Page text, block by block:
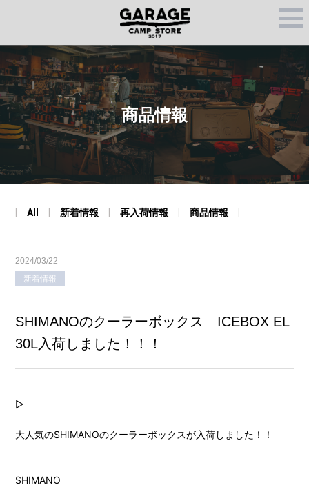
M
U
商品情報
All 新着情報 再入荷情報 商品情報
2024/03/22
新着情報
SHIMANOのクーラーボックス ICEBOX EL
30L入荷しました！！！
▷
大人気のSHIMANOのクーラーボックスが入荷しました！！
SHIMANO